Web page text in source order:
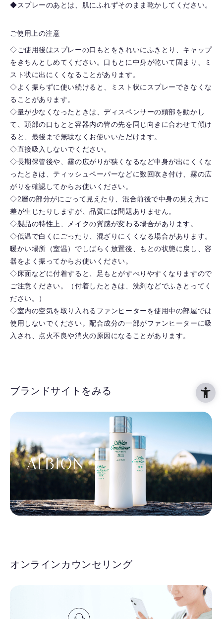
◆スプレーのあとは、肌にふれずそのまま乾かしてください。
ご使用上の注意
◇ご使用後はスプレーの口もとをきれいにふきとり、キャップ
をきちんとしめてください。口もとに中身が乾いて固まり、ミ
スト状に出にくくなることがあります。
◇よく振らずに使い続けると、ミスト状にスプレーできなくな
ることがあります。
◇量が少なくなったときは、ディスペンサーの頭部を動かし
て、頭部の口もとと容器内の管の先を同じ向きに合わせて傾け
ると、最後まで無駄なくお使いいただけます。
◇直接吸入しないでください。
◇長期保管後や、霧の広がりが狭くなるなど中身が出にくくな
ったときは、ティッシュペーパーなどに数回吹き付け、霧の広
がりを確認してからお使いください。
◇2層の部分がにごって見えたり、混合前後で中身の見え方に
差が生じたりしますが、品質には問題ありません。
◇製品の特性上、メイクの質感が変わる場合があります。
◇低温で白くにごったり、混ざりにくくなる場合があります。
暖かい場所（室温）でしばらく放置後、もとの状態に戻し、容
器をよく振ってからお使いください。
◇床面などに付着すると、足もとがすべりやすくなりますので
ご注意ください。（付着したときは、洗剤などでふきとってく
ださい。）
◇室内の空気を取り入れるファンヒーターを使用中の部屋では
使用しないでください。配合成分の一部がファンヒーターに吸
入され、点火不良や消火の原因になることがあります。
ブランドサイトをみる
オンラインカウンセリング